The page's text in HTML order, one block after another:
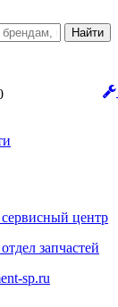
центр
запчастей
sp.ru